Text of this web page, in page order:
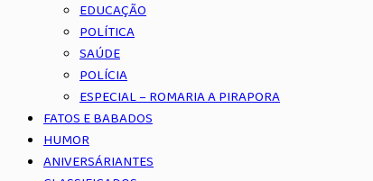
EDUCAÇÃO
POLÍTICA
SAÚDE
POLÍCIA
ESPECIAL – ROMARIA A PIRAPORA
FATOS E BABADOS
HUMOR
ANIVERSÁRIANTES